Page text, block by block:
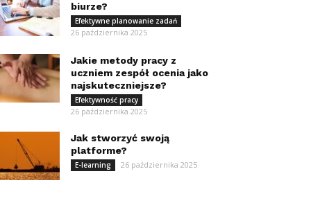
biurze?
Efektywne planowanie zadań
26 października 2025
Jakie metody pracy z
uczniem zespół ocenia jako
najskuteczniejsze?
Efektywność pracy
26 października 2025
Jak stworzyć swoją
platforme?
E-learning 26 października 2025